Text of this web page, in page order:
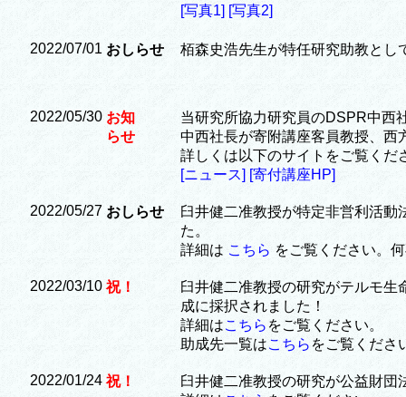
[写真1] [写真2]
2022/07/01 おしらせ 栢森史浩先生が特任研究助教とし
2022/05/30 お知
らせ
当研究所協力研究員のDSPR中西
中西社長が寄附講座客員教授、西
詳しくは以下のサイトをご覧くだ
[ニュース] [寄付講座HP]
2022/05/27 おしらせ
臼井健二准教授が特定非営利活動
た。
詳細は こちら をご覧ください。
2022/03/10 祝！
臼井健二准教授の研究がテルモ
成に採択されました！
詳細はこちら をご覧ください。
助成先一覧はこちら をご覧くださ
2022/01/24 祝！
臼井健二准教授の研究が公益財団